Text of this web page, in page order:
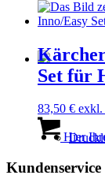
Set für
83,50 €
Hier
Kundenservice